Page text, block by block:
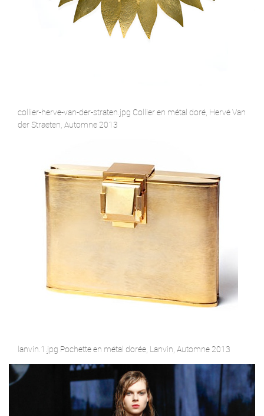
collier-herve-van-der-straten.jpg Collier en métal doré, Hervé Van
der Straeten, Automne 2013
lanvin.1.jpg Pochette en métal dorée, Lanvin, Automne 2013